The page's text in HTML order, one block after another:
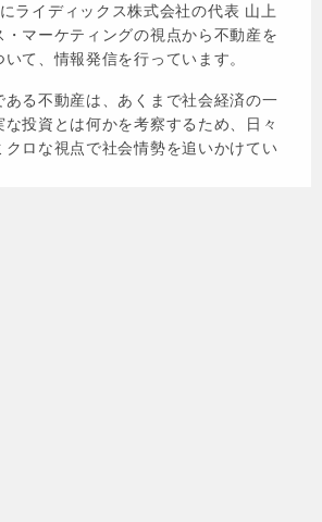
ライディックス株式会社の代表 山上
マーケティングの視点から不動産を
て、情報発信を行っています。
る不動産は、あくまで社会経済の一
投資とは何かを考察するため、日々
クロな視点で社会情勢を追いかけてい